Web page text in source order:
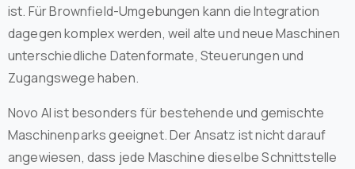
ist. Für Brownfield-Umgebungen kann die Integration
dagegen komplex werden, weil alte und neue Maschinen
unterschiedliche Datenformate, Steuerungen und
Zugangswege haben.
Novo AI ist besonders für bestehende und gemischte
Maschinenparks geeignet. Der Ansatz ist nicht darauf
angewiesen, dass jede Maschine dieselbe Schnittstelle